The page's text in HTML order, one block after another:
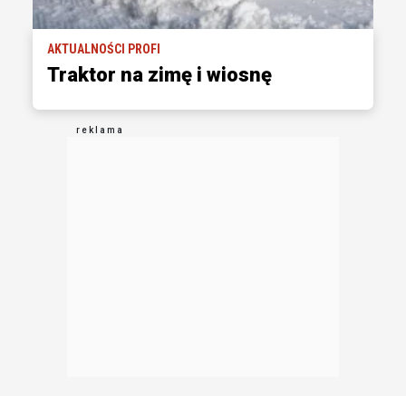
AKTUALNOŚCI PROFI
Traktor na zimę i wiosnę